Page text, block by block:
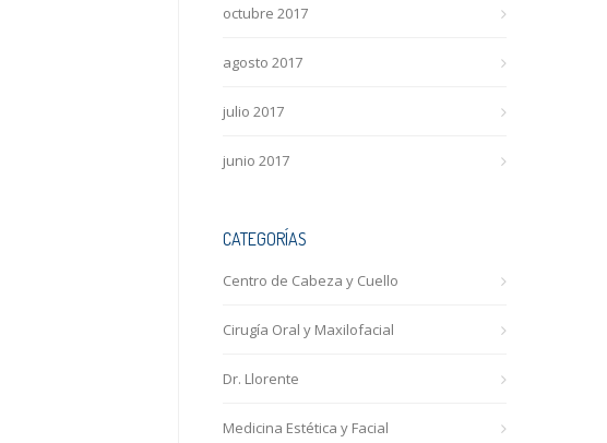
octubre 2017
agosto 2017
julio 2017
junio 2017
CATEGORÍAS
Centro de Cabeza y Cuello
Cirugía Oral y Maxilofacial
Dr. Llorente
Medicina Estética y Facial